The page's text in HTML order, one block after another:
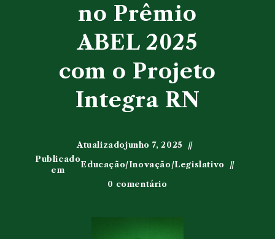
no Prêmio
ABEL 2025
com o Projeto
Integra RN
Atualizadojunho 7, 2025
Publicado
em
Educação/Inovação/Legislativo
0 comentário